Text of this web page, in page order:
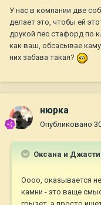
У нас в компании две
делает это, чтобы ей
друкой пес стафорд по
как ваш, обсасывае
них забава такая?
нюрка
Опубликовано
Оксана и
Оооо, оказывается
камни - это ваще